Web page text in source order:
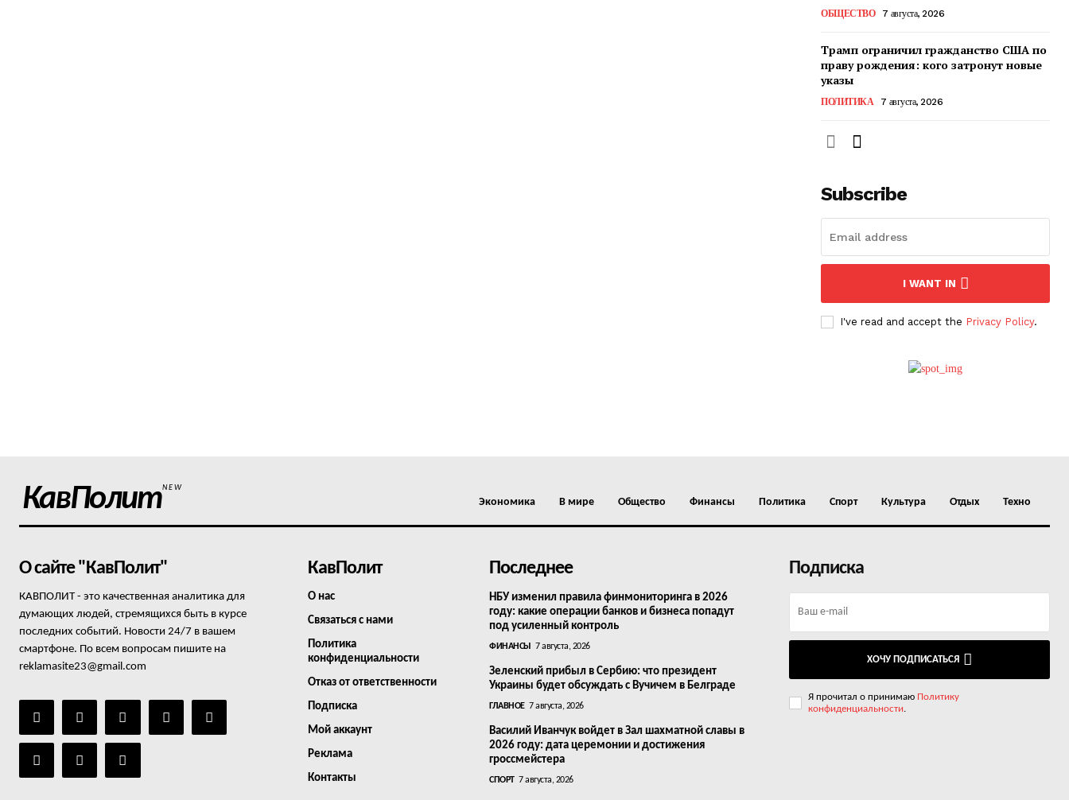
ОБЩЕСТВО 7 августа, 2026
Трамп ограничил гражданство США по
праву рождения: кого затронут новые
указы
ПОЛИТИКА 7 августа, 2026
Subscribe
I WANT IN
I've read and accept the Privacy Policy.
КавПолитNEW
Экономика В мире Общество Финансы Политика Спорт Культура Отдых Техно
О сайте "КавПолит"
КАВПОЛИТ - это качественная аналитика для
думающих людей, стремящихся быть в курсе
последних событий. Новости 24/7 в вашем
смартфоне. По всем вопросам пишите на
reklamasite23@gmail.com
КавПолит
О нас
Связаться с нами
Политика
конфиденциальности
Отказ от ответственности
Подписка
Мой аккаунт
Реклама
Контакты
Последнее
НБУ изменил правила финмониторинга в 2026
году: какие операции банков и бизнеса попадут
под усиленный контроль
ФИНАНСЫ 7 августа, 2026
Зеленский прибыл в Сербию: что президент
Украины будет обсуждать с Вучичем в Белграде
ГЛАВНОЕ 7 августа, 2026
Василий Иванчук войдет в Зал шахматной славы в
2026 году: дата церемонии и достижения
гроссмейстера
СПОРТ 7 августа, 2026
Подписка
ХОЧУ ПОДПИСАТЬСЯ
Я прочитал о принимаю Политику
конфиденциальности.